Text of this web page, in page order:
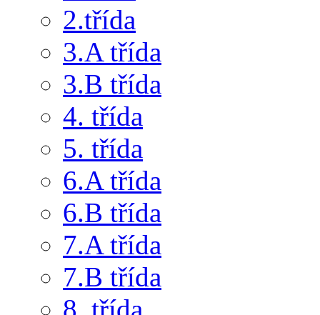
2.třída
3.A třída
3.B třída
4. třída
5. třída
6.A třída
6.B třída
7.A třída
7.B třída